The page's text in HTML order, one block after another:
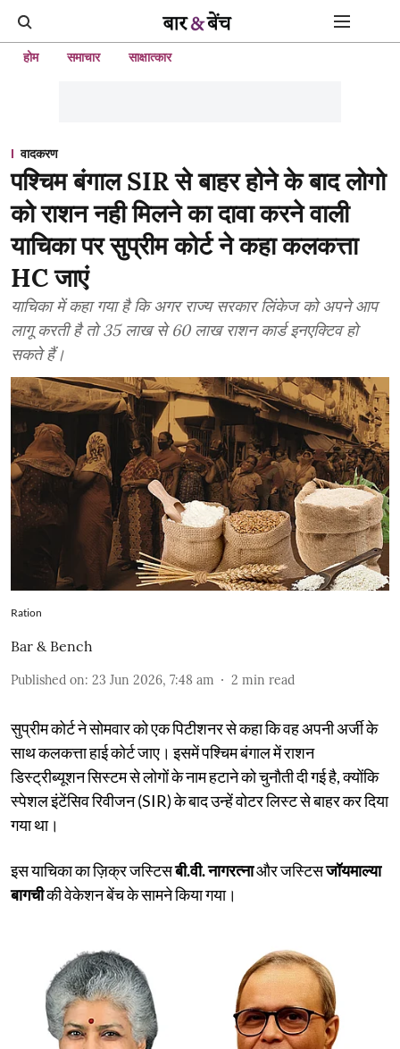
होम समाचार साक्षात्कार
वादकरण
पश्चिम बंगाल SIR से बाहर होने के बाद लोगो
को राशन नही मिलने का दावा करने वाली
याचिका पर सुप्रीम कोर्ट ने कहा कलकत्ता
HC जाएं
याचिका में कहा गया है कि अगर राज्य सरकार लिंकेज को अपने आप
लागू करती है तो 35 लाख से 60 लाख राशन कार्ड इनएक्टिव हो
सकते हैं।
Ration
Bar & Bench
Published on: 23 Jun 2026, 7:48 am 2 min read
सुप्रीम कोर्ट ने सोमवार को एक पिटीशनर से कहा कि वह अपनी अर्जी के
साथ कलकत्ता हाई कोर्ट जाए। इसमें पश्चिम बंगाल में राशन
डिस्ट्रीब्यूशन सिस्टम से लोगों के नाम हटाने को चुनौती दी गई है, क्योंकि
स्पेशल इंटेंसिव रिवीजन (SIR) के बाद उन्हें वोटर लिस्ट से बाहर कर दिया
गया था।
इस याचिका का ज़िक्र जस्टिसबी.वी. नागरत्नाऔर जस्टिसजॉयमाल्या
बागचीकी वेकेशन बेंच के सामने किया गया।